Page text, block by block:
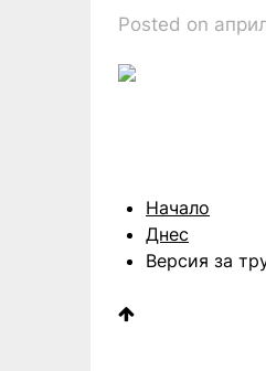
Posted on
Начало
Днес
Версия за